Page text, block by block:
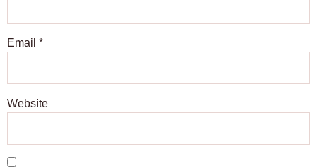
Email *
Website